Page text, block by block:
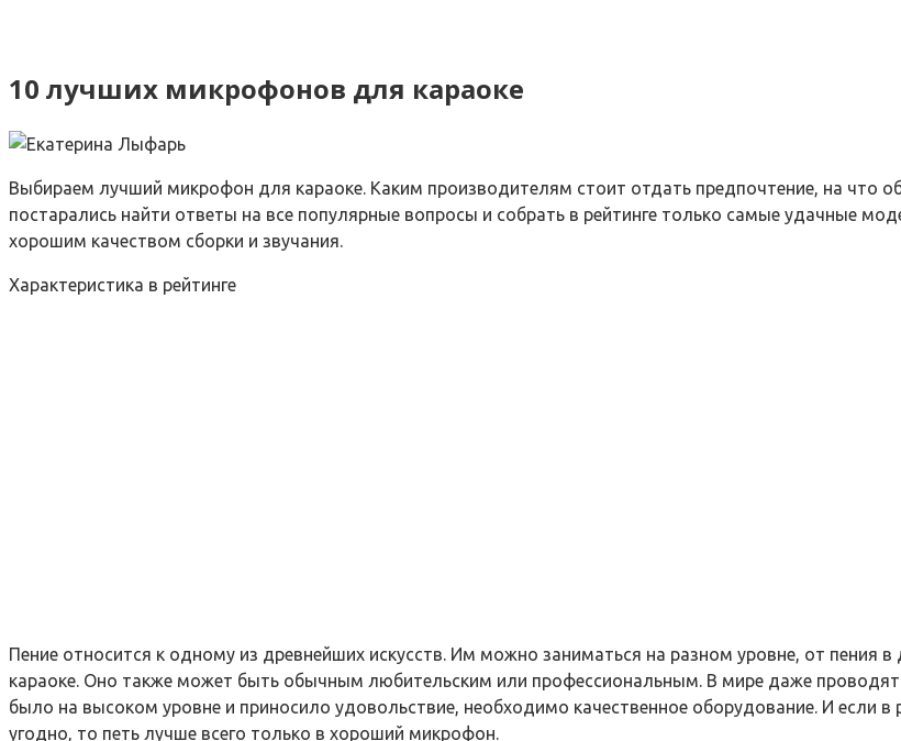
10 лучших микрофонов для караоке
Выбираем лучший микрофон для караоке. Каким производителям стоит отдать предпочтение, на что
постарались найти ответы на все популярные вопросы и собрать в рейтинге только самые удачные
хорошим качеством сборки и звучания.
Характеристика в рейтинге
Пение относится к одному из древнейших искусств. Им можно заниматься на разном уровне, от пения
караоке. Оно также может быть обычным любительским или профессиональным. В мире даже
было на высоком уровне и приносило удовольствие, необходимо качественное оборудование. И если
угодно, то петь лучше всего только в хороший микрофон.